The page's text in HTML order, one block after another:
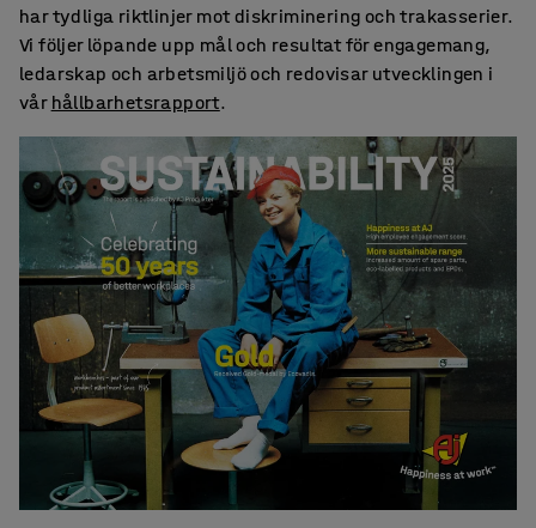
har tydliga riktlinjer mot diskriminering och trakasserier.
Vi följer löpande upp mål och resultat för engagemang,
ledarskap och arbetsmiljö och redovisar utvecklingen i
vår hållbarhetsrapport.